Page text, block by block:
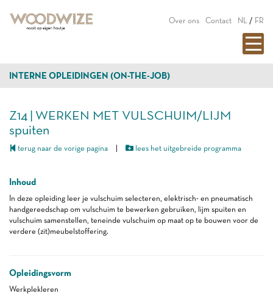
Over ons Contact NL / FR
INTERNE OPLEIDINGEN (ON-THE-JOB)
Z14 | WERKEN MET VULSCHUIM/LIJM
spuiten
terug naar de vorige pagina lees het uitgebreide programma
Inhoud
In deze opleiding leer je vulschuim selecteren, elektrisch- en pneumatisch
handgereedschap om vulschuim te bewerken gebruiken, lijm spuiten en
vulschuim samenstellen, teneinde vulschuim op maat op te bouwen voor de
verdere (zit)meubelstoffering.
Opleidingsvorm
Werkplekleren